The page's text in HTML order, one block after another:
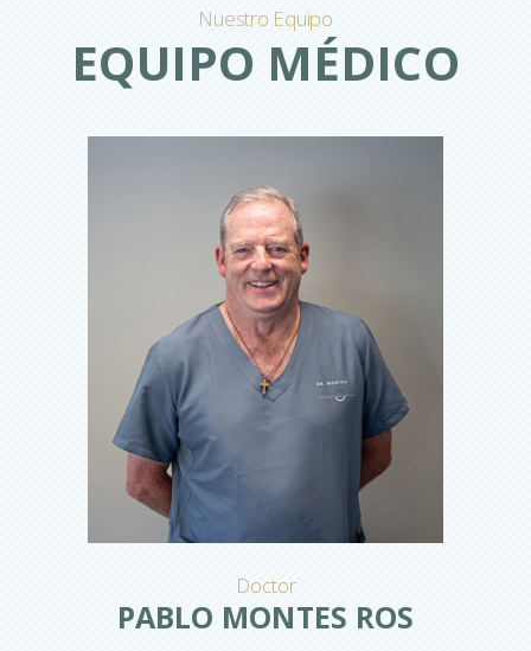
Nuestro Equipo
EQUIPO MÉDICO
PABLO MONTES ROS
Doctor